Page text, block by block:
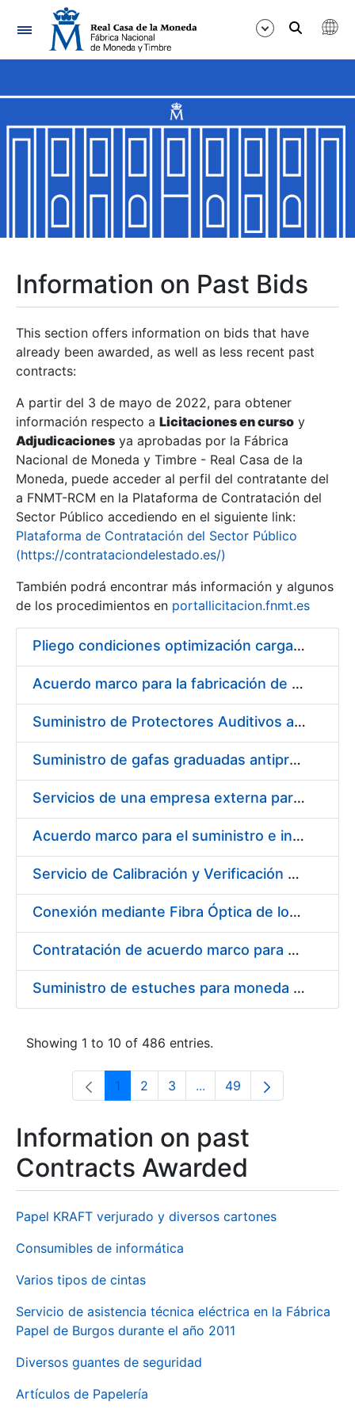
Navigation
Show/Hide
Show/Hide
Show/Hide
Show/Hide
Show/Hide
Show/Hide
Information on Past Bids
This section offers information on bids that have
already been awarded, as well as less recent past
contracts:
A partir del 3 de mayo de 2022, para obtener
información respecto a Licitaciones en curso y
Adjudicaciones ya aprobadas por la Fábrica
Nacional de Moneda y Timbre - Real Casa de la
Moneda, puede acceder al perfil del contratante del
a FNMT-RCM en la Plataforma de Contratación del
Sector Público accediendo en el siguiente link:
Plataforma de Contratación del Sector Público
(https://contrataciondelestado.es/)
También podrá encontrar más información y algunos
de los procedimientos en portallicitacion.fnmt.es
Pliego condiciones optimización cargas compras firmado
Acuerdo marco para la fabricación de piezas
Suministro de Protectores Auditivos a medida para las personas trabajadoras de los Centros de Trabajo de Madrid y Burgos
Suministro de gafas graduadas antiproyecciones para los trabajadores de la FNMT-RCM en los centros de trabajo de Madrid y Burgos
Servicios de una empresa externa para el asesoramiento y resolución de los recursos de alzada que se presentan relacionados con procesos de selección para la FNMT-RCM
Acuerdo marco para el suministro e instalación de persianas, estores y otros complementos
Servicio de Calibración y Verificación Externa de los Equipos de Medición del Servicio de Prevención de la FNMT-RCM
Conexión mediante Fibra Óptica de los Centros de Proceso de Datos (CPDs) de las sedes de la FNMT-RCM de Burgos y Madrid
Contratación de acuerdo marco para el Suministro de Material de Electricidad para la Fábrica Nacional de Moneda y Timbre-Real Casa de la Moneda en su centro de trabajo de Burgos
Suministro de estuches para moneda de 30 €
Showing 1 to 10 of 486 entries.
Page
1 Page
2 Page
3 ...Intermediate Pages Use
Page
49
Information on past
Contracts Awarded
Papel KRAFT verjurado y diversos cartones
Consumibles de informática
Varios tipos de cintas
Servicio de asistencia técnica eléctrica en la Fábrica
Papel de Burgos durante el año 2011
Diversos guantes de seguridad
Artículos de Papelería